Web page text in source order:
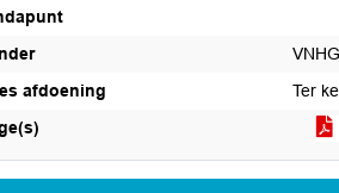
VNHG
afdoening
Ter